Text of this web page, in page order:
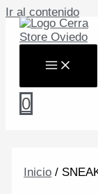
Ir al contenido
0
Inicio /